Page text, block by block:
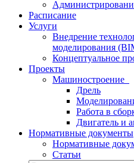
Расписание
Услуги
Внедрение
моделирования
Концептуальное
Проекты
Машиностроение
Дрель
Работа в
Двигатель и
Нормативные документы
Нормативные
Статьи